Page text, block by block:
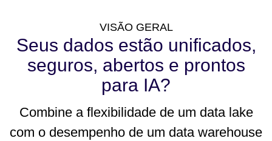
VISÃO GERAL
Seus dados estão unificados,
seguros, abertos e prontos
para IA?
Combine a flexibilidade de um data lake
com o desempenho de um data warehouse